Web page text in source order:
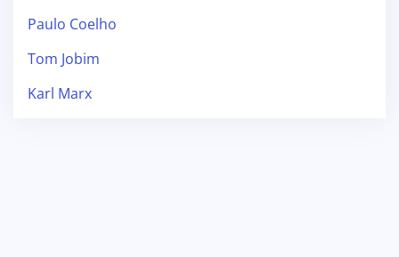
Paulo Coelho
Tom Jobim
Karl Marx